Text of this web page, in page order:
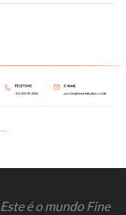
Este é o mundo Fine